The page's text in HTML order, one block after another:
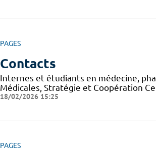
PAGES
Contacts
Internes et étudiants en médecine,
Médicales, Stratégie et Coopération
18/02/2026 15:25
PAGES